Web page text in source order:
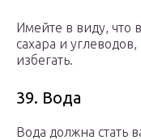
Имейте в виду, что
сахара и
избегать.
39. Вода
Вода должна стать